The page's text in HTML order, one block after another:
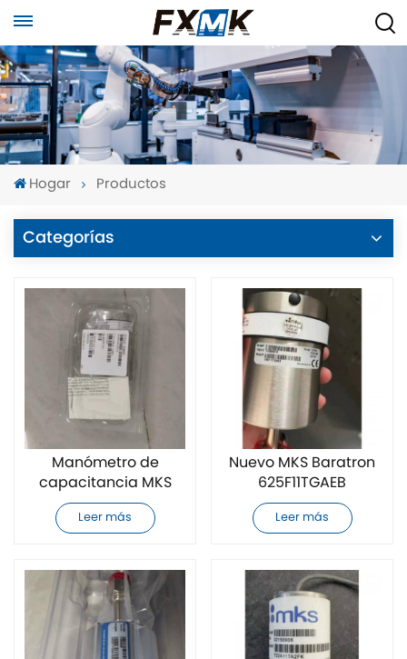
Hogar Productos
Categorías
Manómetro de
capacitancia MKS
Baratron
627BX13TDC1BS179
Leer más
Nuevo MKS Baratron
625F11TGAEB
manómetro de
capacitancia
Leer más